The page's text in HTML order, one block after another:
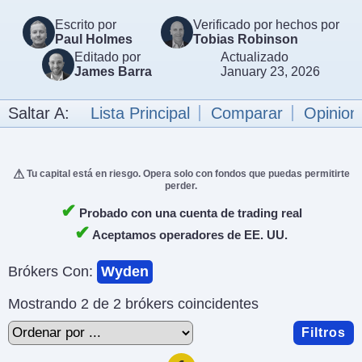
Escrito por
Paul Holmes
Verificado por hechos por
Tobias Robinson
Editado por
James Barra
Actualizado
January 23, 2026
Saltar A: Lista Principal Comparar
Tu capital está en riesgo. Opera solo con fondos que puedas permitirte
perder.
✔ Probado con una cuenta de trading real
✔ Aceptamos operadores de EE. UU.
Brókers Con: Wyden
Mostrando 2 de 2 brókers coincidentes
Filtros